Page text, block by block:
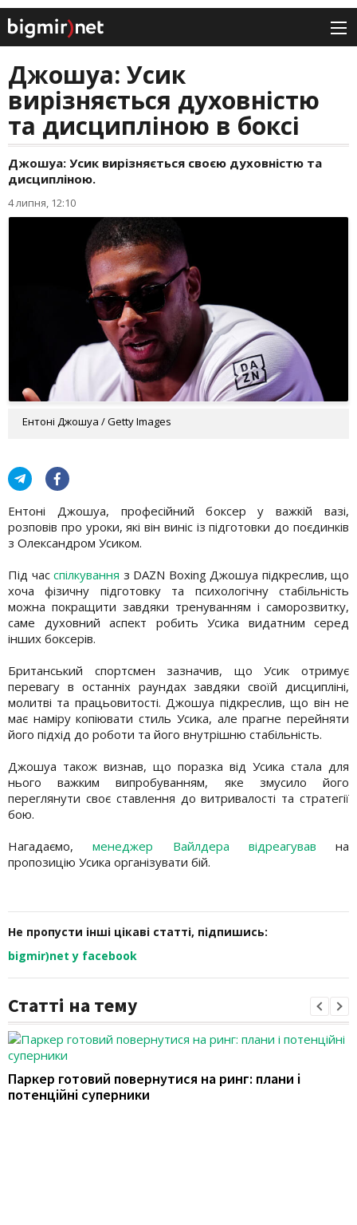
Джошуа: Усик
вирізняється духовністю
та дисципліною в боксі
Джошуа: Усик вирізняється своєю духовністю та
дисципліною.
4 липня, 12:10
Ентоні Джошуа / Getty Images
Ентоні Джошуа, професійний боксер у важкій вазі,
розповів про уроки, які він виніс із підготовки до поєдинків
з Олександром Усиком.
Під час спілкування з DAZN Boxing Джошуа підкреслив, що
хоча фізичну підготовку та психологічну стабільність
можна покращити завдяки тренуванням і саморозвитку,
саме духовний аспект робить Усика видатним серед
інших боксерів.
Британський спортсмен зазначив, що Усик отримує
перевагу в останніх раундах завдяки своїй дисципліні,
молитві та працьовитості. Джошуа підкреслив, що він не
має наміру копіювати стиль Усика, але прагне перейняти
його підхід до роботи та його внутрішню стабільність.
Джошуа також визнав, що поразка від Усика стала для
нього важким випробуванням, яке змусило його
переглянути своє ставлення до витривалості та стратегії
бою.
Нагадаємо,менеджер Вайлдера відреагував на
пропозицію Усика організувати бій.
Не пропусти інші цікаві статті, підпишись:
bigmir)net у facebook
Статті на тему
Паркер готовий повернутися на ринг: плани і
потенційні суперники